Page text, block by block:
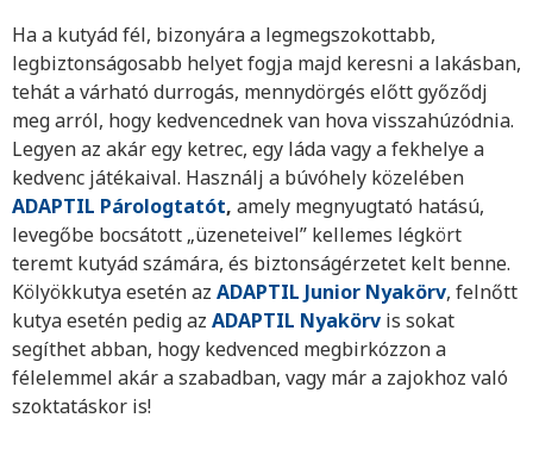
Ha a kutyád fél, bizonyára a legmegszokottabb,
legbiztonságosabb helyet fogja majd keresni a lakásban,
tehát a várható durrogás, mennydörgés előtt győződj
meg arról, hogy kedvencednek van hova visszahúzódnia.
Legyen az akár egy ketrec, egy láda vagy a fekhelye a
kedvenc játékaival. Használj a búvóhely közelében
ADAPTIL Párologtatót, amely megnyugtató hatású,
levegőbe bocsátott „üzeneteivel” kellemes légkört
teremt kutyád számára, és biztonságérzetet kelt benne.
Kölyökkutya esetén az ADAPTIL Junior Nyakörv, felnőtt
kutya esetén pedig az ADAPTIL Nyakörv is sokat
segíthet abban, hogy kedvenced megbirkózzon a
félelemmel akár a szabadban, vagy már a zajokhoz való
szoktatáskor is!